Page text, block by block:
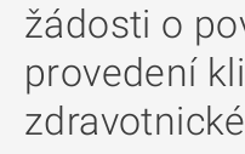
žádosti o
provedení